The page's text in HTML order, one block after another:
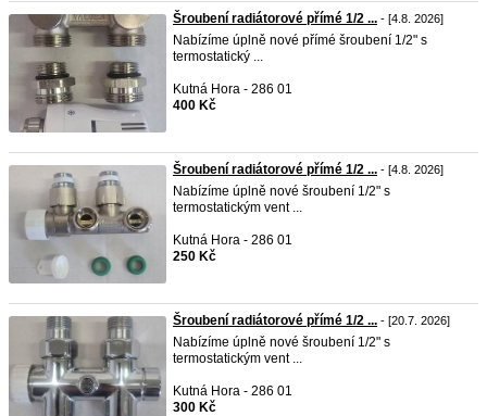
Šroubení radiátorové přímé 1/2 ... - [4.8. 2026]
Nabízíme úplně nové přímé šroubení 1/2" s
termostatický ...
Kutná Hora - 286 01
400 Kč
Šroubení radiátorové přímé 1/2 ... - [4.8. 2026]
Nabízíme úplně nové šroubení 1/2" s
termostatickým vent ...
Kutná Hora - 286 01
250 Kč
Šroubení radiátorové přímé 1/2 ... - [20.7. 2026]
Nabízíme úplně nové šroubení 1/2" s
termostatickým vent ...
Kutná Hora - 286 01
300 Kč